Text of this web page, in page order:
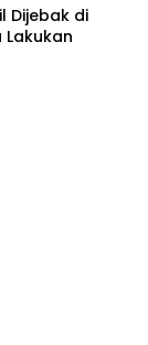
Dijebak di
Lakukan